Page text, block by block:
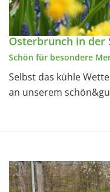
Osterbrunch in der
Schön für besondere
Selbst das kühle
an unserem